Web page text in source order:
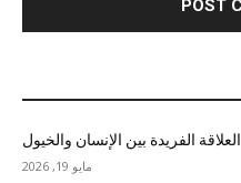
العلاقة الفريدة بين الإنسان والخيول
مايو 19, 2026